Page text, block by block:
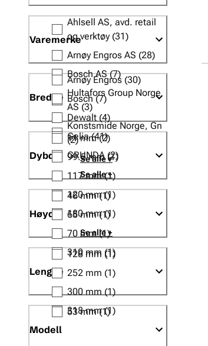
Ahlsell AS, avd. retail
og verktøy (31)
Arnøy Engros AS (28)
Bosch AS(7)
Hultafors Group Norge
AS (3)
Konstsmide Norge, Gn
(2)
Se alle +
Varemerke
Arnøy Engros (30)
Bosch(7)
Dewalt (4)
Gelia(41)
GRUNDA (2)
Se alle +
Bredde
11 mm(2)
99.5 mm(1)
117 mm(1)
120 mm(1)
180 mm(1)
Se alle +
Dybde
46 mm(1)
65 mm(1)
70 mm(1)
310 mm (1)
Høyde
128 mm (1)
252 mm (1)
300 mm(1)
318 mm(1)
Lengde
53 mm(1)
Modell